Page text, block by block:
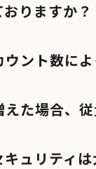
りますか？
ント数に
た場合、
ュリティ